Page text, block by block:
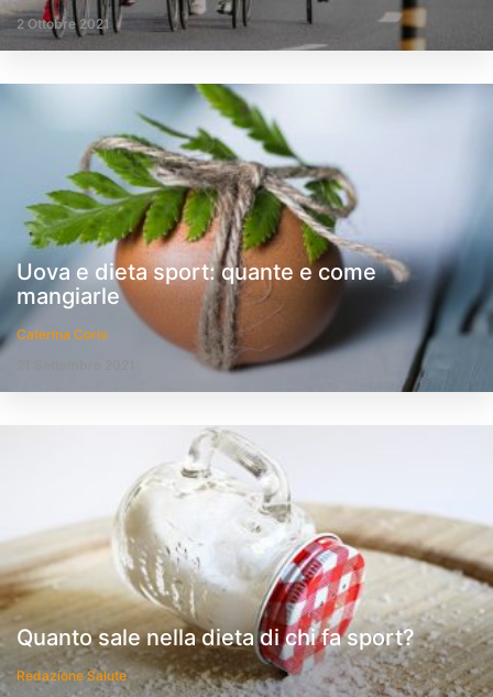
2 Ottobre 2021
Uova e dieta sport: quante e come
mangiarle
Caterina Corio
Quanto sale nella dieta di chi fa sport?
Redazione Salute